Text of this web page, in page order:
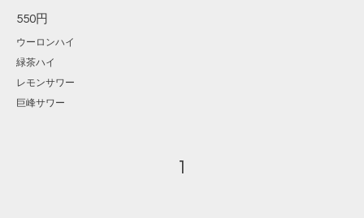
550円
ウーロンハイ
緑茶ハイ
レモンサワー
巨峰サワー
1